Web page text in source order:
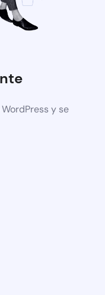
y se